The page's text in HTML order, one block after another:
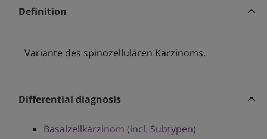
Definition
Variante des spinozellulären Karzinoms.
Differential diagnosis
Basalzellkarzinom (incl. Subtypen)